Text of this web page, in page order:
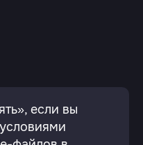
если вы